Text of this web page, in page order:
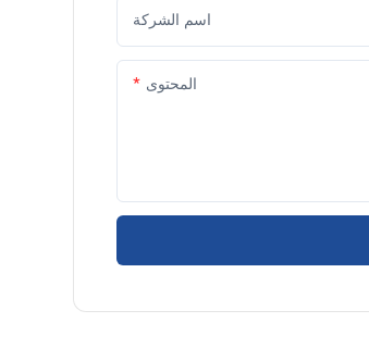
اسم الشركة
المحتوى